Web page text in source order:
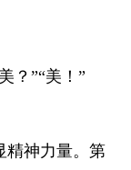
？”“美！”
精神力量。第